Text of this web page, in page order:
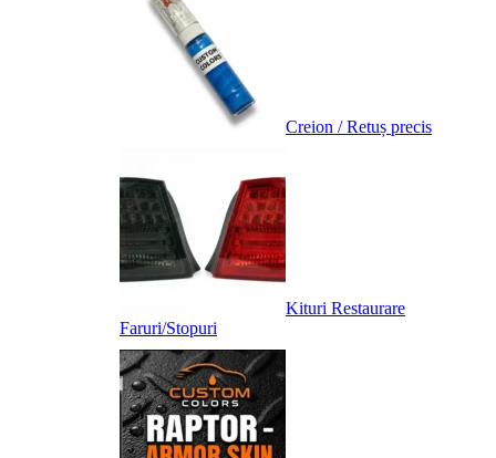
Creion / Retuș precis
Kituri Restaurare
Faruri/Stopuri